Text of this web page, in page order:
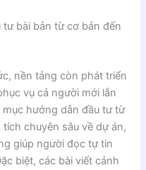
bài bản từ cơ bản đến
nền tảng còn phát triển
vụ cả người mới lẫn
mục hướng dẫn đầu tư từ
chuyên sâu về dự án,
giúp người đọc tự tin
biệt, các bài viết cảnh